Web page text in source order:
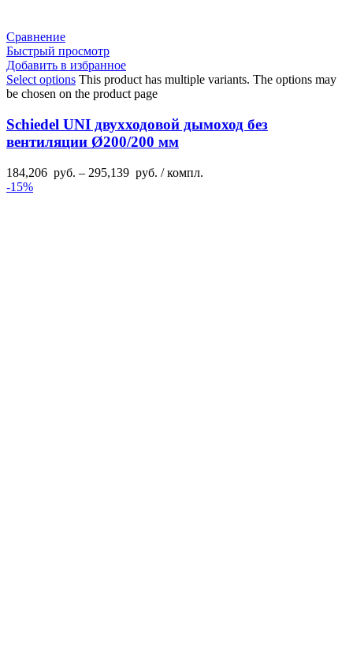
Сравнение
Быстрый просмотр
Добавить в избранное
Select options This product has multiple variants. The options may
be chosen on the product page
Schiedel UNI двухходовой дымоход без
вентиляции Ø200/200 мм
184,206 руб. – 295,139 руб. / компл.
-15%